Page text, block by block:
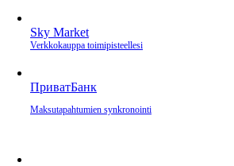
Sky Market
Verkkokauppa toimipisteellesi
ПриватБанк
Maksutapahtumien synkronointi